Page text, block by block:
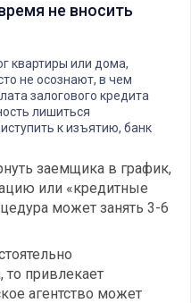
не вносить
квартиры или дома,
не осознают, в чем
залогового кредита
лишиться
к изъятию, банк
заемщика в график,
или «кредитные
может занять 3-6
то привлекает
агентство может